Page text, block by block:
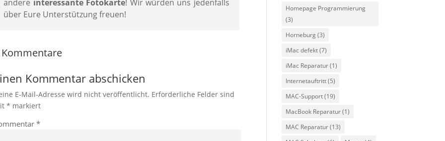
andere interessante Fotokarte! Wir würden uns jedenfalls
über Eure Unterstützung freuen!
Kommentare
Kommentar abschicken
E-Mail-Adresse wird nicht veröffentlicht. Erforderliche Felder sind
* markiert
*
Homepage Programmierung
(3)
Horneburg(3)
iMac defekt(7)
iMac Reparatur(1)
Internetauftritt(5)
MAC-Support(19)
MacBook Reparatur(1)
MAC Reparatur(13)